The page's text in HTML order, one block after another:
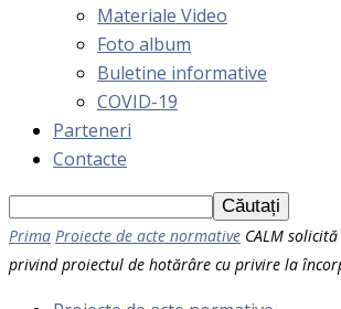
Materiale Video
Foto album
Buletine informative
COVID-19
Parteneri
Contacte
Prima Proiecte de acte normative CALM
privind proiectul de hotărâre cu privire la